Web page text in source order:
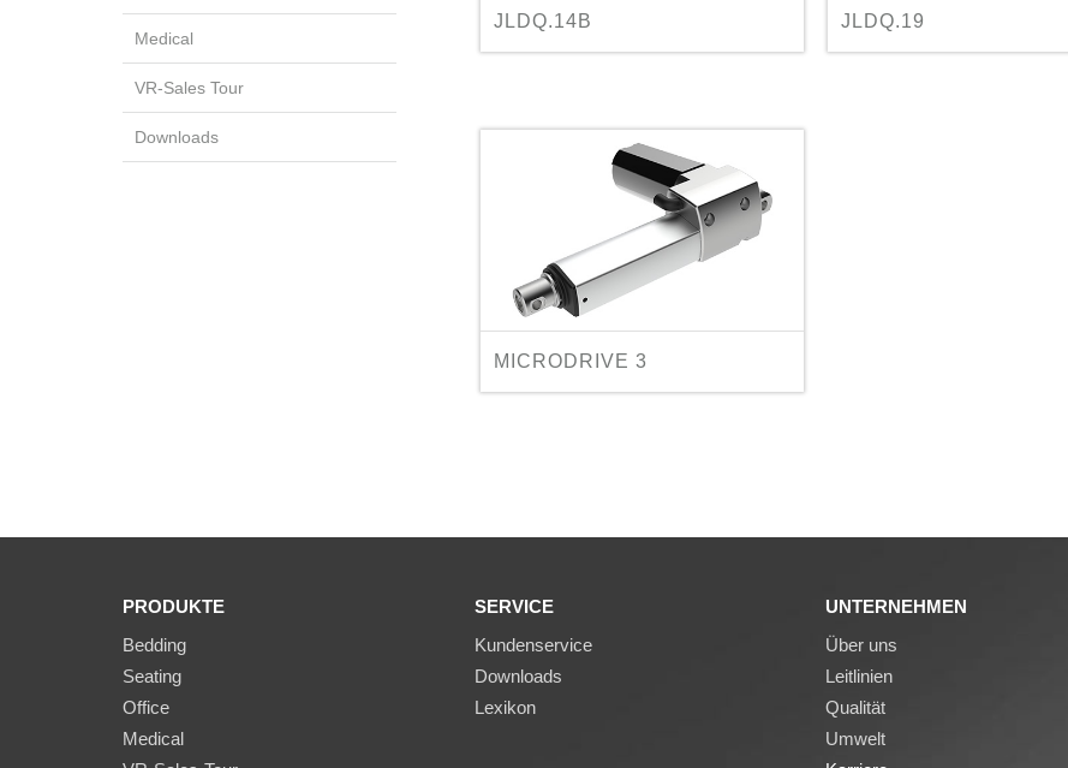
Medical
VR-Sales Tour
Downloads
JLDQ.14B JLDQ.19
MICRODRIVE 3
PRODUKTE
Bedding
Seating
Office
Medical
SERVICE
Kundenservice
Downloads
Lexikon
UNTERNEHMEN
Über uns
Leitlinien
Qualität
Umwelt